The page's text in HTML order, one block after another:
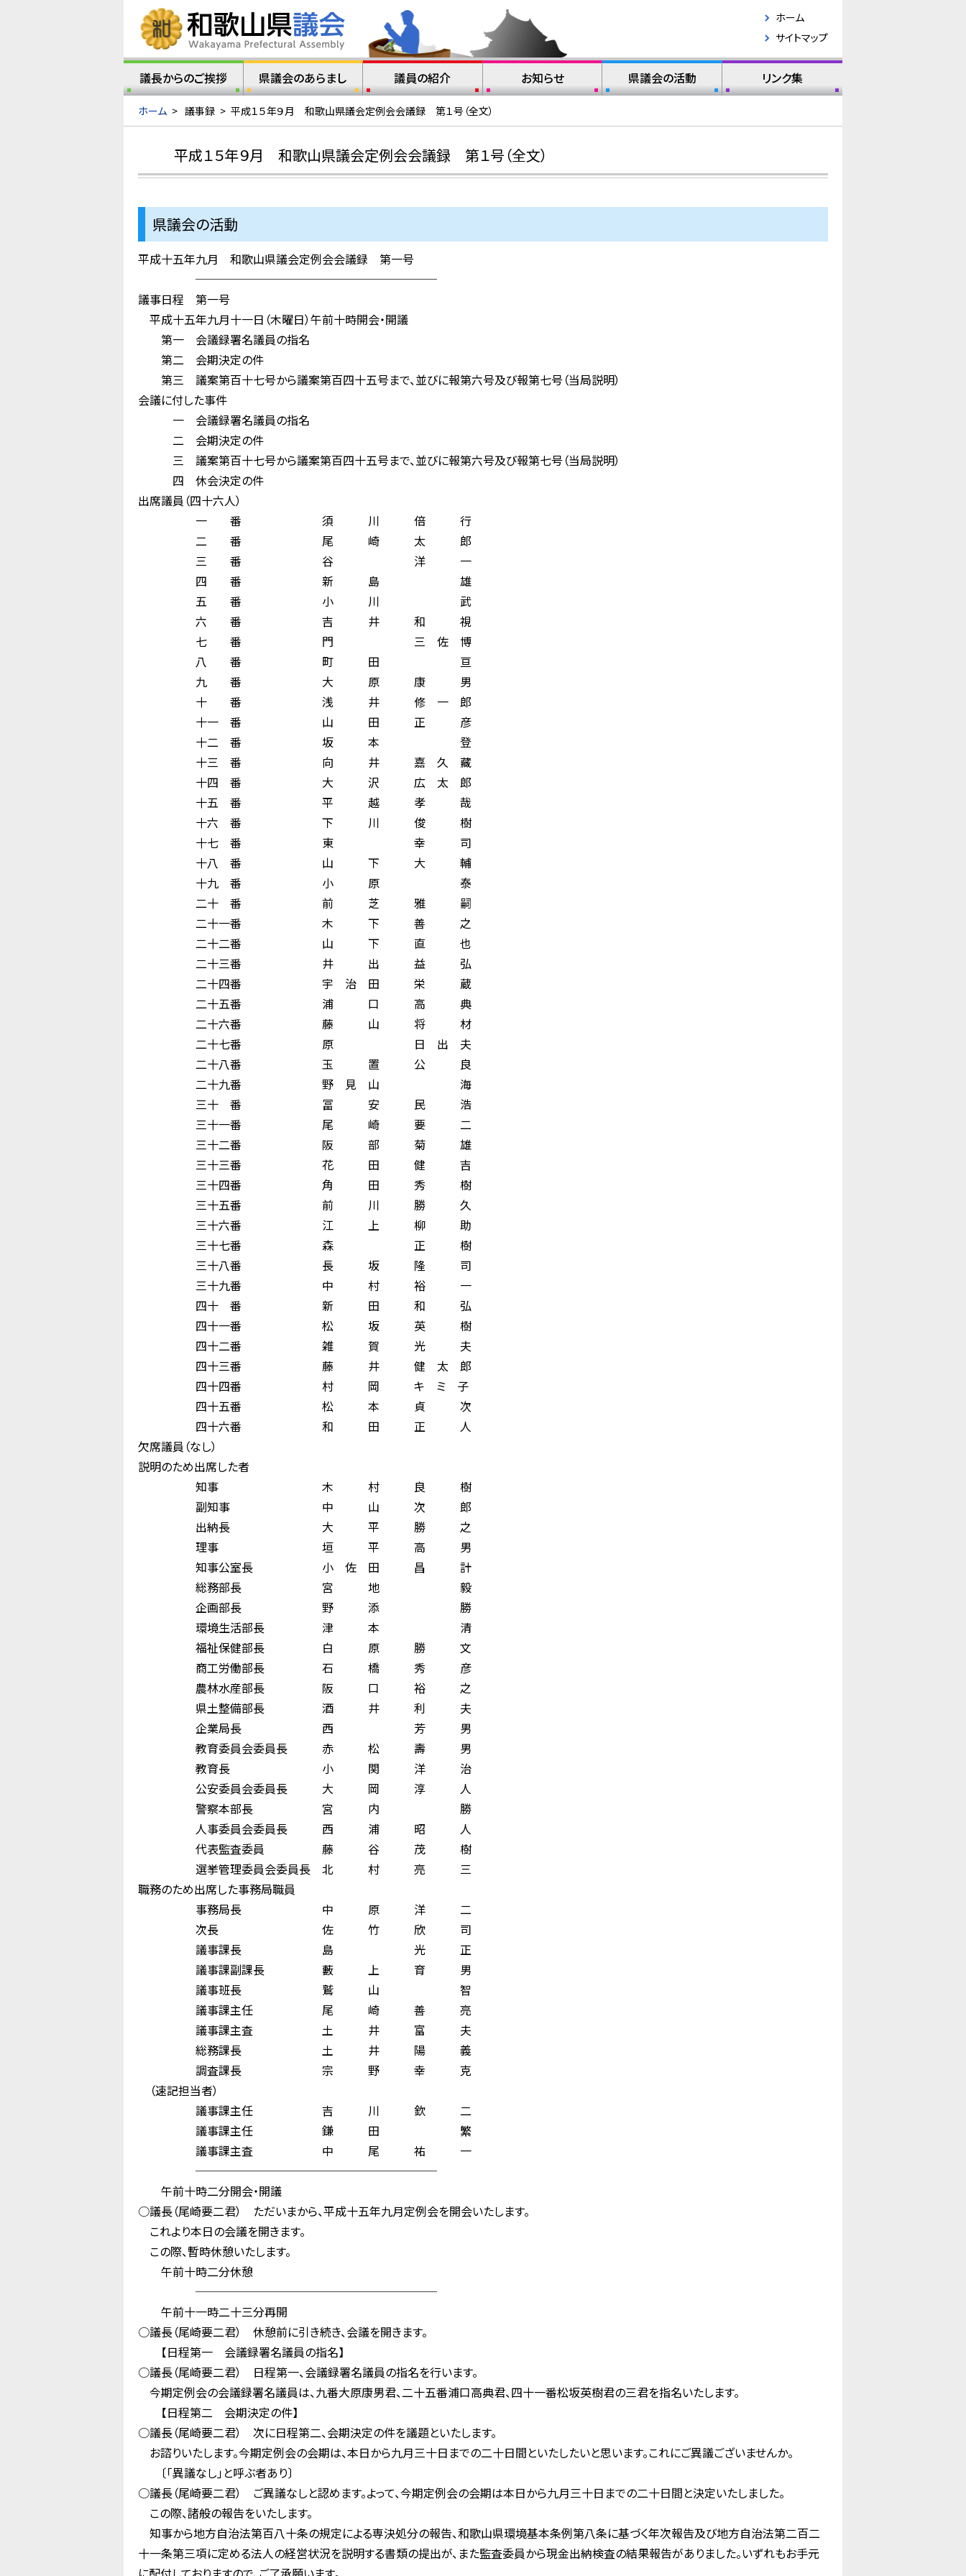
ホーム
サイトマップ
議長からのご挨拶 県議会のあらまし 議員の紹介 お知らせ 県議会の活動 リンク集
ホーム > 議事録 > 平成１５年９月 和歌山県議会定例会会議録 第１号（全文）
平成１５年９月 和歌山県議会定例会会議録 第１号（全文）
県議会の活動
平成十五年九月 和歌山県議会定例会会議録 第一号
─────────────────────
議事日程 第一号
平成十五年九月十一日（木曜日）午前十時開会・開議
第一 会議録署名議員の指名
第二 会期決定の件
第三 議案第百十七号から議案第百四十五号まで、並びに報第六号及び報第七号（当局説明）
会議に付した事件
一 会議録署名議員の指名
二 会期決定の件
三 議案第百十七号から議案第百四十五号まで、並びに報第六号及び報第七号（当局説明）
四 休会決定の件
出席議員（四十六人）
一 番 須 川 倍 行
二 番 尾 崎 太 郎
三 番 谷 洋 一
四 番 新 島 雄
五 番 小 川 武
六 番 吉 井 和 視
七 番 門 三 佐 博
八 番 町 田 亘
九 番 大 原 康 男
十 番 浅 井 修 一 郎
十一 番 山 田 正 彦
十二 番 坂 本 登
十三 番 向 井 嘉 久 藏
十四 番 大 沢 広 太 郎
十五 番 平 越 孝 哉
十六 番 下 川 俊 樹
十七 番 東 幸 司
十八 番 山 下 大 輔
十九 番 小 原 泰
二十 番 前 芝 雅 嗣
二十一番 木 下 善 之
二十二番 山 下 直 也
二十三番 井 出 益 弘
二十四番 宇 治 田 栄 蔵
二十五番 浦 口 高 典
二十六番 藤 山 将 材
二十七番 原 日 出 夫
二十八番 玉 置 公 良
二十九番 野 見 山 海
三十 番 冨 安 民 浩
三十一番 尾 崎 要 二
三十二番 阪 部 菊 雄
三十三番 花 田 健 吉
三十四番 角 田 秀 樹
三十五番 前 川 勝 久
三十六番 江 上 柳 助
三十七番 森 正 樹
三十八番 長 坂 隆 司
三十九番 中 村 裕 一
四十 番 新 田 和 弘
四十一番 松 坂 英 樹
四十二番 雑 賀 光 夫
四十三番 藤 井 健 太 郎
四十四番 村 岡 キ ミ 子
四十五番 松 本 貞 次
四十六番 和 田 正 人
欠席議員（なし）
説明のため出席した者
知事 木 村 良 樹
副知事 中 山 次 郎
出納長 大 平 勝 之
理事 垣 平 高 男
知事公室長 小 佐 田 昌 計
総務部長 宮 地 毅
企画部長 野 添 勝
環境生活部長 津 本 清
福祉保健部長 白 原 勝 文
商工労働部長 石 橋 秀 彦
農林水産部長 阪 口 裕 之
県土整備部長 酒 井 利 夫
企業局長 西 芳 男
教育委員会委員長 赤 松 壽 男
教育長 小 関 洋 治
公安委員会委員長 大 岡 淳 人
警察本部長 宮 内 勝
人事委員会委員長 西 浦 昭 人
代表監査委員 藤 谷 茂 樹
選挙管理委員会委員長 北 村 亮 三
職務のため出席した事務局職員
事務局長 中 原 洋 二
次長 佐 竹 欣 司
議事課長 島 光 正
議事課副課長 藪 上 育 男
議事班長 鷲 山 智
議事課主任 尾 崎 善 亮
議事課主査 土 井 富 夫
総務課長 土 井 陽 義
調査課長 宗 野 幸 克
（速記担当者）
議事課主任 吉 川 欽 二
議事課主任 鎌 田 繁
議事課主査 中 尾 祐 一
─────────────────────
午前十時二分開会・開議
○議長（尾崎要二君） ただいまから、平成十五年九月定例会を開会いたします。
これより本日の会議を開きます。
この際、暫時休憩いたします。
午前十時二分休憩
─────────────────────
午前十一時二十三分再開
○議長（尾崎要二君） 休憩前に引き続き、会議を開きます。
【日程第一 会議録署名議員の指名】
○議長（尾崎要二君） 日程第一、会議録署名議員の指名を行います。
今期定例会の会議録署名議員は、九番大原康男君、二十五番浦口高典君、四十一番松坂英樹君の三君を指名いたします。
【日程第二 会期決定の件】
○議長（尾崎要二君） 次に日程第二、会期決定の件を議題といたします。
お諮りいたします。今期定例会の会期は、本日から九月三十日までの二十日間といたしたいと思います。これにご異議ございませんか。
〔「異議なし」と呼ぶ者あり〕
○議長（尾崎要二君） ご異議なしと認めます。よって、今期定例会の会期は本日から九月三十日までの二十日間と決定いたしました。
この際、諸般の報告をいたします。
知事から地方自治法第百八十条の規定による専決処分の報告、和歌山県環境基本条例第八条に基づく年次報告及び地方自治法第二百二
十一条第三項に定める法人の経営状況を説明する書類の提出が、また監査委員から現金出納検査の結果報告がありました。いずれもお手元